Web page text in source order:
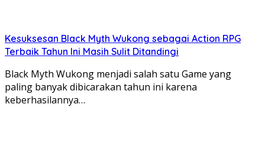
Kesuksesan Black Myth Wukong sebagai Action RPG
Terbaik Tahun Ini Masih Sulit Ditandingi
Black Myth Wukong menjadi salah satu Game yang
paling banyak dibicarakan tahun ini karena
keberhasilannya…